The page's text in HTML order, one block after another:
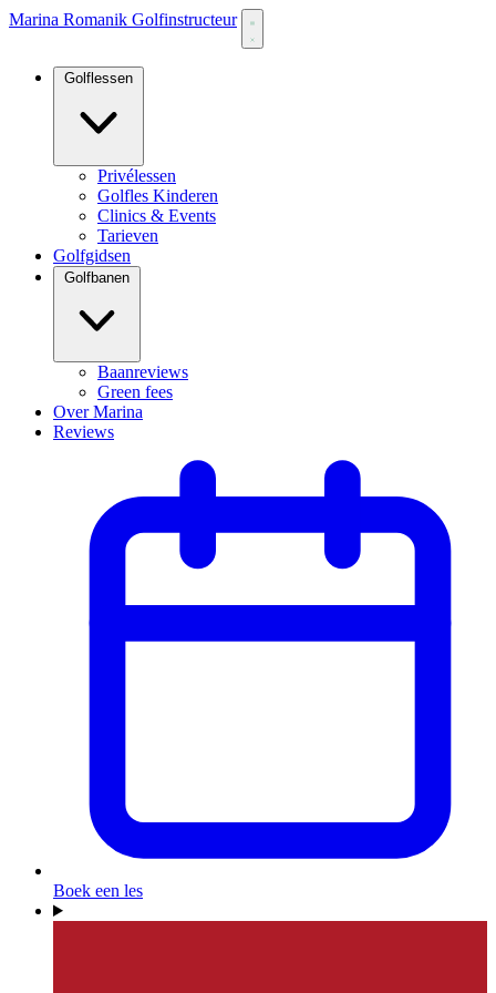
Marina Romanik Golfinstructeur
Privélessen
Golfles Kinderen
Clinics & Events
Tarieven
Golfgidsen
Baanreviews
Green fees
Over Marina
Reviews
Boek een les